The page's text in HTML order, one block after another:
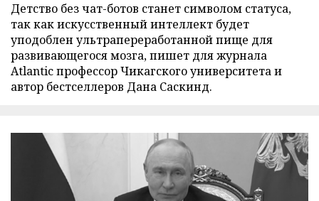
Детство без чат-ботов станет символом статуса,
так как искусственный интеллект будет
уподоблен ультрапереработанной пище для
развивающегося мозга, пишет для журнала
Atlantic профессор Чикагского университета и
автор бестселлеров Дана Саскинд.